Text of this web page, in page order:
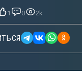
1 0 2k